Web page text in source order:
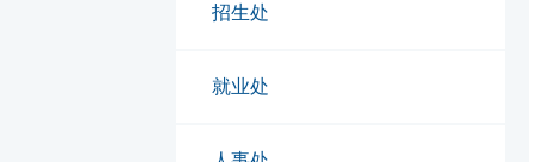
招生处
就业处